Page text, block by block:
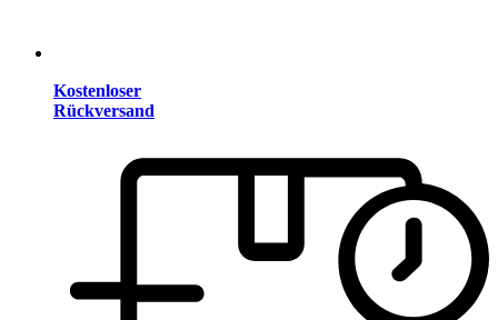
Kostenloser
Rückversand